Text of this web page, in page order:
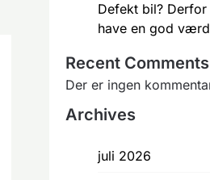
Defekt bil?
have en god
Recent Comments
Der er ingen
Archives
juli 2026